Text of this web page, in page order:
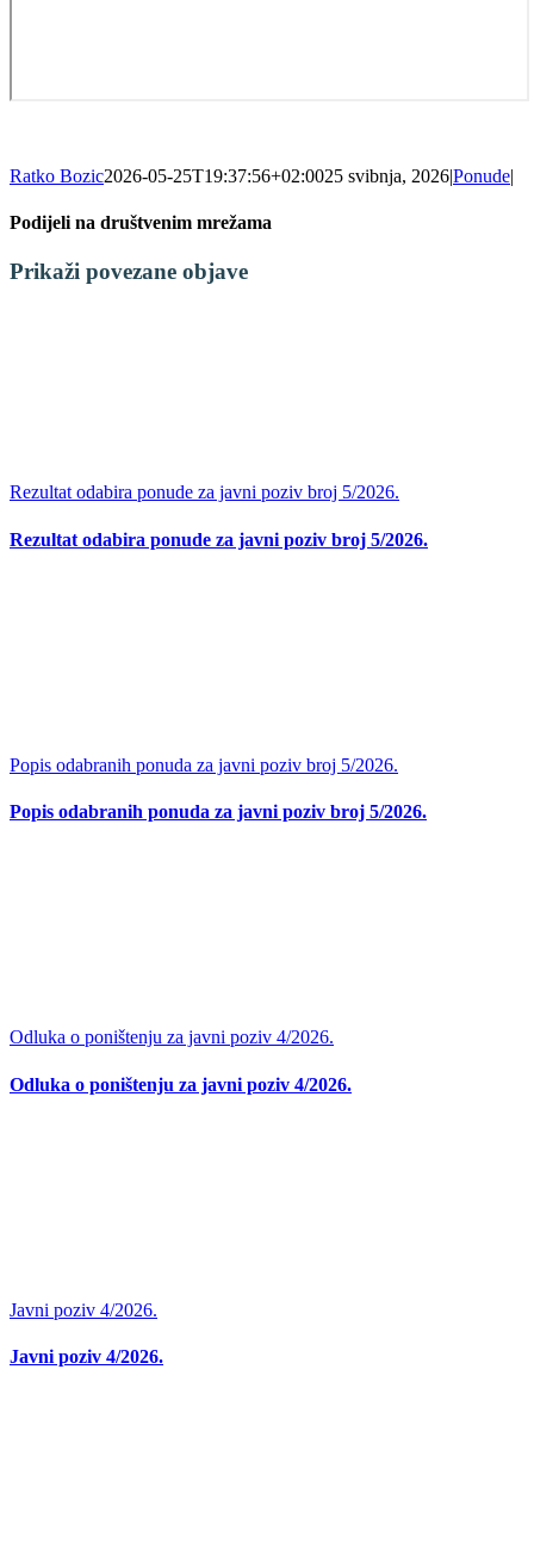
Ratko Bozic2026-05-25T19:37:56+02:0025 svibnja, 2026|Ponude|
Podijeli na društvenim mrežama
Facebook
X
LinkedIn
WhatsApp
Tumblr
Pinterest
Email:
Prikaži povezane objave
Rezultat odabira ponude za javni poziv broj 5/2026.
Rezultat odabira ponude za javni poziv broj 5/2026.
Popis odabranih ponuda za javni poziv broj 5/2026.
Popis odabranih ponuda za javni poziv broj 5/2026.
Odluka o poništenju za javni poziv 4/2026.
Odluka o poništenju za javni poziv 4/2026.
Javni poziv 4/2026.
Javni poziv 4/2026.